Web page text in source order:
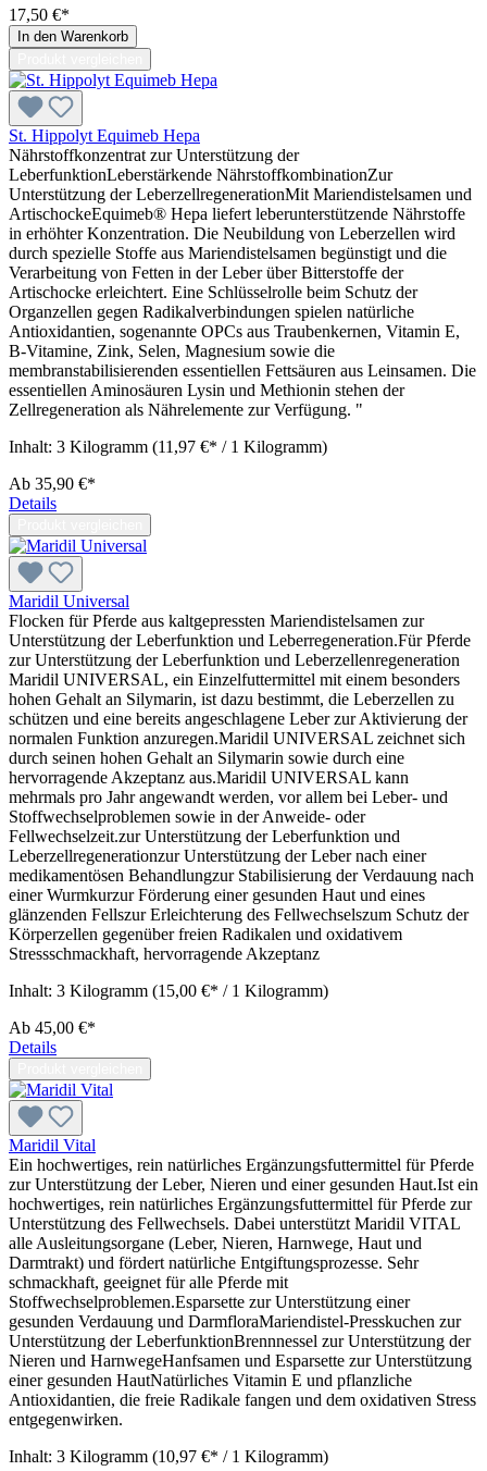
17,50 €*
In den Warenkorb
St. Hippolyt Equimeb Hepa
Nährstoffkonzentrat zur Unterstützung der
LeberfunktionLeberstärkende NährstoffkombinationZur
Unterstützung der LeberzellregenerationMit Mariendistelsamen und
ArtischockeEquimeb® Hepa liefert leberunterstützende Nährstoffe
in erhöhter Konzentration. Die Neubildung von Leberzellen wird
durch spezielle Stoffe aus Mariendistelsamen begünstigt und die
Verarbeitung von Fetten in der Leber über Bitterstoffe der
Artischocke erleichtert. Eine Schlüsselrolle beim Schutz der
Organzellen gegen Radikalverbindungen spielen natürliche
Antioxidantien, sogenannte OPCs aus Traubenkernen, Vitamin E,
B-Vitamine, Zink, Selen, Magnesium sowie die
membranstabilisierenden essentiellen Fettsäuren aus Leinsamen. Die
essentiellen Aminosäuren Lysin und Methionin stehen der
Zellregeneration als Nährelemente zur Verfügung. "
Inhalt: 3 Kilogramm (11,97 €* / 1 Kilogramm)
Ab 35,90 €*
Details
Maridil Universal
Flocken für Pferde aus kaltgepressten Mariendistelsamen zur
Unterstützung der Leberfunktion und Leberregeneration.Für Pferde
zur Unterstützung der Leberfunktion und Leberzellenregeneration
Maridil UNIVERSAL, ein Einzelfuttermittel mit einem besonders
hohen Gehalt an Silymarin, ist dazu bestimmt, die Leberzellen zu
schützen und eine bereits angeschlagene Leber zur Aktivierung der
normalen Funktion anzuregen.Maridil UNIVERSAL zeichnet sich
durch seinen hohen Gehalt an Silymarin sowie durch eine
hervorragende Akzeptanz aus.Maridil UNIVERSAL kann
mehrmals pro Jahr angewandt werden, vor allem bei Leber- und
Stoffwechselproblemen sowie in der Anweide- oder
Fellwechselzeit.zur Unterstützung der Leberfunktion und
Leberzellregenerationzur Unterstützung der Leber nach einer
medikamentösen Behandlungzur Stabilisierung der Verdauung nach
einer Wurmkurzur Förderung einer gesunden Haut und eines
glänzenden Fellszur Erleichterung des Fellwechselszum Schutz der
Körperzellen gegenüber freien Radikalen und oxidativem
Stressschmackhaft, hervorragende Akzeptanz
Inhalt: 3 Kilogramm (15,00 €* / 1 Kilogramm)
Ab 45,00 €*
Details
Maridil Vital
Ein hochwertiges, rein natürliches Ergänzungsfuttermittel für Pferde
zur Unterstützung der Leber, Nieren und einer gesunden Haut.Ist ein
hochwertiges, rein natürliches Ergänzungsfuttermittel für Pferde zur
Unterstützung des Fellwechsels. Dabei unterstützt Maridil VITAL
alle Ausleitungsorgane (Leber, Nieren, Harnwege, Haut und
Darmtrakt) und fördert natürliche Entgiftungsprozesse. Sehr
schmackhaft, geeignet für alle Pferde mit
Stoffwechselproblemen.Esparsette zur Unterstützung einer
gesunden Verdauung und DarmfloraMariendistel-Presskuchen zur
Unterstützung der LeberfunktionBrennnessel zur Unterstützung der
Nieren und HarnwegeHanfsamen und Esparsette zur Unterstützung
einer gesunden HautNatürliches Vitamin E und pflanzliche
Antioxidantien, die freie Radikale fangen und dem oxidativen Stress
entgegenwirken.
Inhalt: 3 Kilogramm (10,97 €* / 1 Kilogramm)